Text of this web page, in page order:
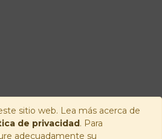
sitio web. Lea más acerca de
de privacidad. Para
adecuadamente su